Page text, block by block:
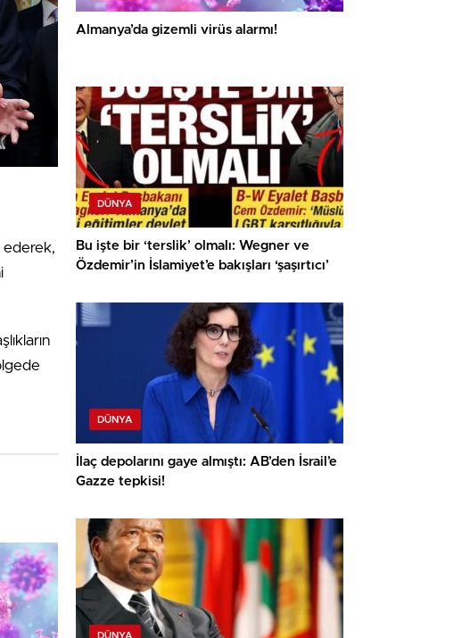
ederek,
Almanya’da gizemli virüs alarmı!
DÜNYA
Bu işte bir ‘terslik’ olmalı: Wegner ve
Özdemir’in İslamiyet’e bakışları ‘şaşırtıcı’
DÜNYA
İlaç depolarını gaye almıştı: AB’den İsrail’e
Gazze tepkisi!
DÜNYA